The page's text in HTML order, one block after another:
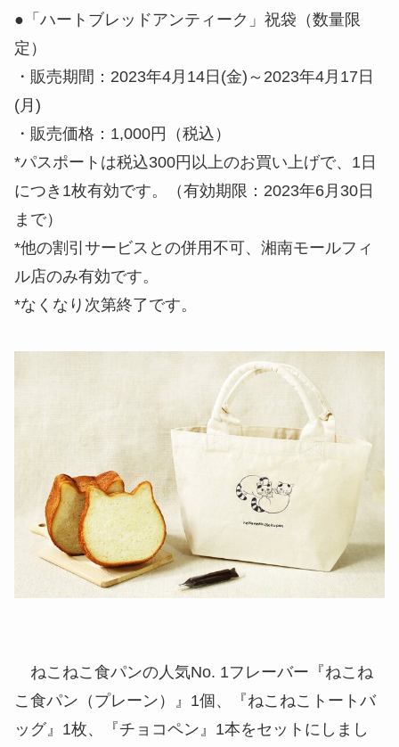
●「ハートブレッドアンティーク」祝袋（数量限
定）
・販売期間：2023年4月14日(金)～2023年4月17日
(月)
・販売価格：1,000円（税込）
*パスポートは税込300円以上のお買い上げで、1日
につき1枚有効です。（有効期限：2023年6月30日
まで）
*他の割引サービスとの併用不可、湘南モールフィ
ル店のみ有効です。
*なくなり次第終了です。
ねこねこ食パンの人気No. 1フレーバー『ねこね
こ食パン（プレーン）』1個、『ねこねこトートバ
ッグ』1枚、『チョコペン』1本をセットにしまし